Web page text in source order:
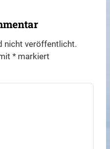
nicht veröffentlicht.
* markiert